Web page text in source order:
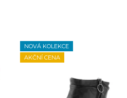
NOVÁ KOLEKCE
AKČNÍ CENA